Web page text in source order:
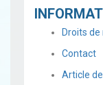
Droits
Contact
Article